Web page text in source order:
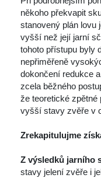
někoho překvapit
tanovený plán lovu
vyšší než její jarní
tohoto přístupu byly
nepřiměřeně
dokončení redukce
zcela běžného
že teoretické
vyšší stavy zvěře v
Zrekapitulujme
Z výsledků jarního
tavy jelení zvěře i